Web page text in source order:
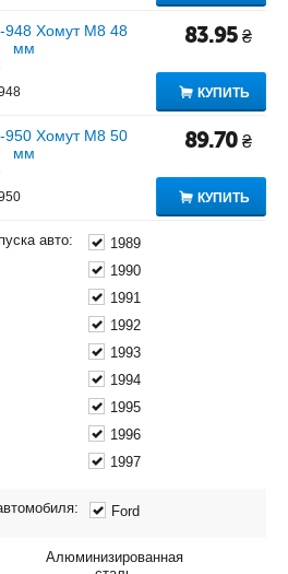
948 Хомут M8 48
мм
83.95 ₴
КУПИТЬ
950 Хомут M8 50
мм
89.70 ₴
КУПИТЬ
авто:
1989
1990
1991
1992
1993
1994
1995
1996
1997
Ford
Алюминизированная